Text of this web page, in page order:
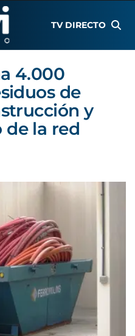
TV DIRECTO
4.000
de
y
la red